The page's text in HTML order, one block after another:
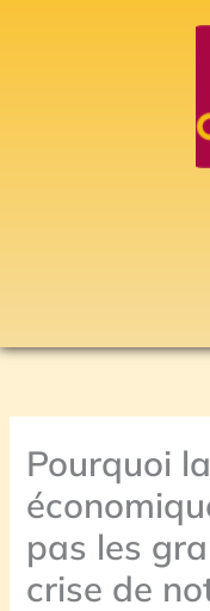
Pourquoi
pas les
crise de